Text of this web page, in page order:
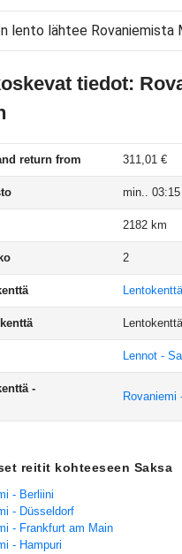
lento lähtee Rovaniemista
tiedot:
return from 311,01 €
min..
2182 km
2
Lennot -
-
Rovaniemi
reitit kohteeseen Saksa
- Berliini
- Düsseldorf
- Frankfurt am Main
- Hampuri